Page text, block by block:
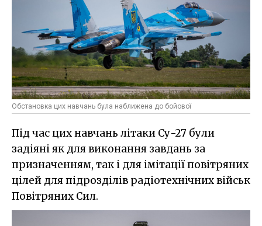
Обстановка цих навчань була наближена до бойової
Під час цих навчань літаки Су-27 були
задіяні як для виконання завдань за
призначенням, так і для імітації повітряних
цілей для підрозділів радіотехнічних військ
Повітряних Сил.